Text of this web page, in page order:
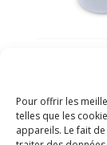
Pour offrir les
telles que les
appareils. Le fait
Lampe
En stock